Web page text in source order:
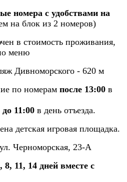
номера с удобствами на
на блок из 2 номеров)
в стоимость проживания,
меню
Дивноморского - 620 м
по номерам после 13:00 в
до 11:00 в день отъезда.
детская игровая площадка.
Черноморская, 23-А
11, 14 дней вместе с